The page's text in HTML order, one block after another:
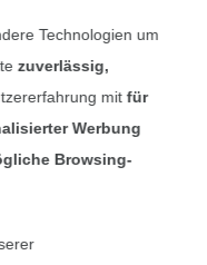
Technologien um
zuverlässig,
mitfür
Werbung
Browsing-